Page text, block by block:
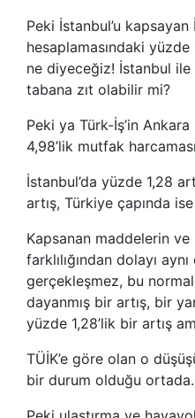
Peki İstanbul’u kapsayan
hesaplamasındaki yüzde
ne diyeceğiz! İstanbul
tabana zıt olabilir mi?
Peki ya Türk-İş’in
4,98’lik mutfak
İstanbul’da yüzde 1,28
artış, Türkiye çapında
Kapsanan maddelerin ve
farklılığından dolayı
gerçekleşmez, bu
dayanmış bir artış, bir
yüzde 1,28’lik bir artış
TÜİK’e göre olan o
bir durum olduğu ortada.